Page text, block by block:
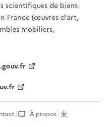
scientifiques de biens
France (œuvres d'art,
mobiliers,
À propos